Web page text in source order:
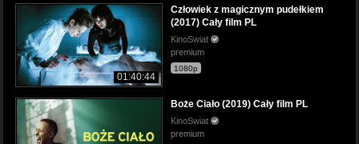
01:40:44
Człowiek z magicznym pudełkiem
(2017) Cały film PL
KinoSwiat
premium
1080p
Boże Ciało (2019) Cały film PL
KinoSwiat
premium